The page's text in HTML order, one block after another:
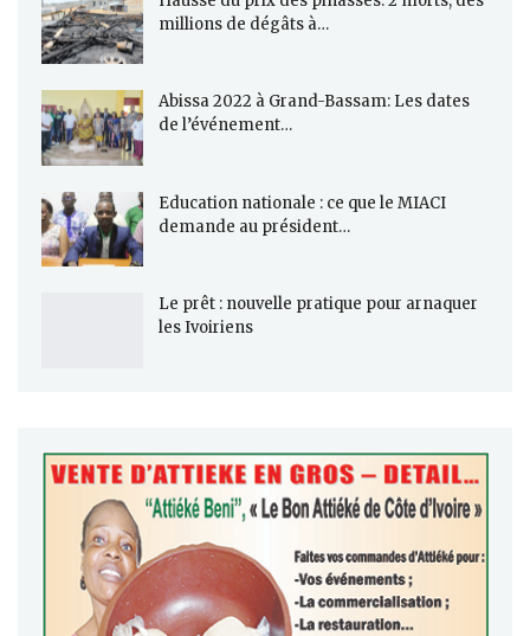
millions de dégâts à…
Abissa 2022 à Grand-Bassam: Les dates
de l’événement…
Education nationale : ce que le MIACI
demande au président…
Le prêt : nouvelle pratique pour arnaquer
les Ivoiriens